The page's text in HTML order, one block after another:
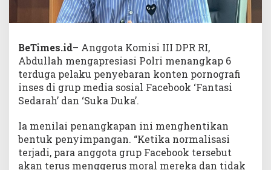
BeTimes.id– Anggota Komisi III DPR RI,
Abdullah mengapresiasi Polri menangkap 6
terduga pelaku penyebaran konten pornografi
inses di grup media sosial Facebook ‘Fantasi
Sedarah’ dan ‘Suka Duka’.
Ia menilai penangkapan ini menghentikan
bentuk penyimpangan. “Ketika normalisasi
terjadi, para anggota grup Facebook tersebut
akan terus menggerus moral mereka dan tidak